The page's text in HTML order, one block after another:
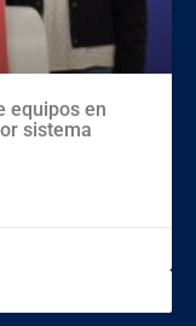
equipos en
sistema